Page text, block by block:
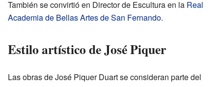
También se convirtió en Director de Escultura en la Real
Academia de Bellas Artes de San Fernando.
Estilo artístico de José Piquer
Las obras de José Piquer Duart se consideran parte del